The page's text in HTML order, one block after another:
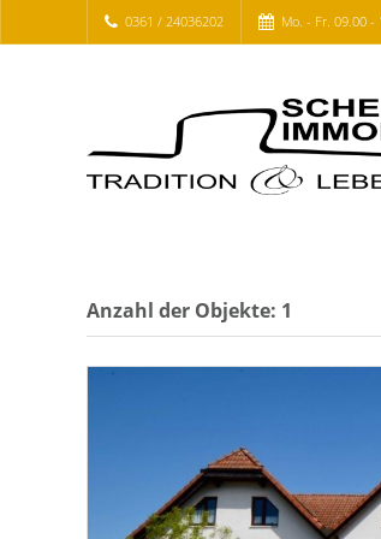
0361 / 24036202 Mo. - Fr. 09.00 -
Anzahl der Objekte: 1